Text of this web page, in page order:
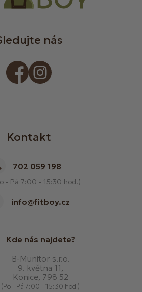
nás
Kontakt
702 059 198
- Pá 7:00 - 15:30 hod.)
info@fitboy.cz
Kde nás najdete?
B-Munitor s.r.o.
9. května 11,
Konice, 798 52
(Po - Pá 7:00 - 15:30 hod.)